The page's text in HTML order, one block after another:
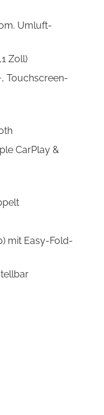
Umluft-
Zoll)
Touchscreen-
CarPlay &
mit Easy-Fold-